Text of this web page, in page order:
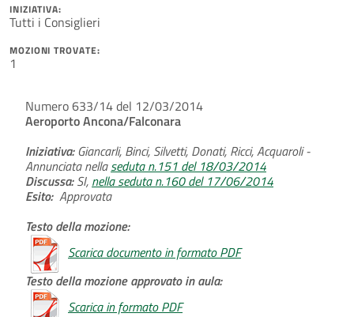
INIZIATIVA:
Tutti i Consiglieri
MOZIONI TROVATE:
1
Numero 633/14 del 12/03/2014
Aeroporto Ancona/Falconara
Iniziativa:Giancarli, Binci, Silvetti, Donati, Ricci, Acquaroli -
Annunciata nellaseduta n.151 del 18/03/2014
Discussa:SI, nella seduta n.160 del 17/06/2014
Esito: Approvata
Testo della mozione:
Scarica documento in formato PDF
Testo della mozione approvato in aula:
Scarica in formato PDF